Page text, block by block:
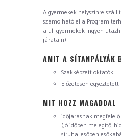
A gyermekek helyszínre
számolható el a Program
aluli gyermekek ingyen
járatain)
AMIT A SÍTANPÁLYÁK
Szakképzett oktatók
Előzetesen
MIT HOZZ MAGADDAL
időjárásnak
(Jó időben melegítő,